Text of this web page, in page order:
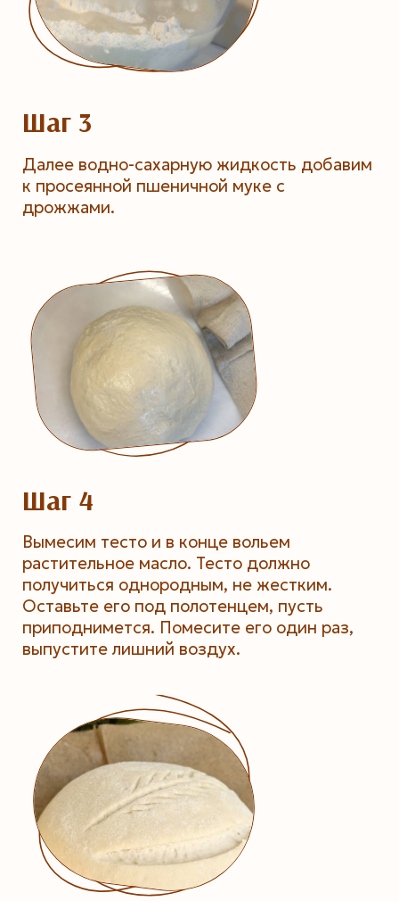
Шаг 3
Далее водно-сахарную жидкость добавим
к просеянной пшеничной муке с
дрожжами.
Шаг 4
Вымесим тесто и в конце вольем
растительное масло. Тесто должно
получиться однородным, не жестким.
Оставьте его под полотенцем, пусть
приподнимется. Помесите его один раз,
выпустите лишний воздух.